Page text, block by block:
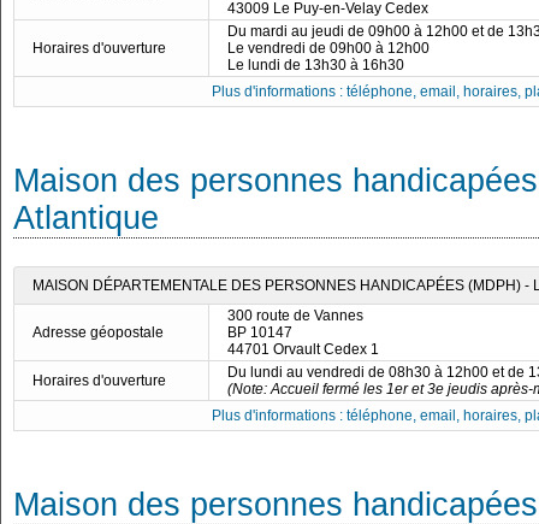
43009 Le Puy-en-Velay Cedex
Horaires d'ouverture
Du mardi au jeudi de 09h00 à 12h00 et de
Le vendredi de 09h00 à 12h00
Le lundi de 13h30 à 16h30
Plus d'informations : téléphone, email, horaires,
Maison des personnes
Atlantique
MAISON DÉPARTEMENTALE DES PERSONNES HANDICAPÉES (MDPH) -
Adresse géopostale
300 route de Vannes
BP 10147
44701 Orvault Cedex 1
Horaires d'ouverture
Du lundi au vendredi de 08h30 à 12h00 et de
(Note: Accueil fermé les 1er et 3e jeudis après-
Plus d'informations : téléphone, email, horaires,
Maison des personnes